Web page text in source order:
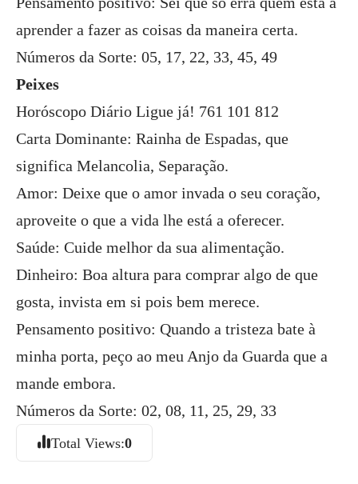
aprender a fazer as coisas da maneira certa.
Números da Sorte: 05, 17, 22, 33, 45, 49
Peixes
Horóscopo Diário Ligue já! 761 101 812
Carta Dominante: Rainha de Espadas, que
significa Melancolia, Separação.
Amor: Deixe que o amor invada o seu coração,
aproveite o que a vida lhe está a oferecer.
Saúde: Cuide melhor da sua alimentação.
Dinheiro: Boa altura para comprar algo de que
gosta, invista em si pois bem merece.
Pensamento positivo: Quando a tristeza bate à
minha porta, peço ao meu Anjo da Guarda que a
mande embora.
Números da Sorte: 02, 08, 11, 25, 29, 33
Total Views:0